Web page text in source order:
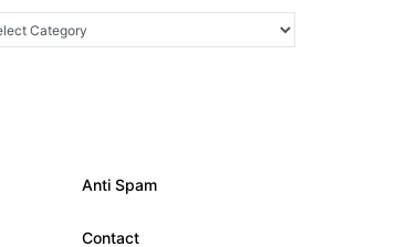
Anti Spam
Contact